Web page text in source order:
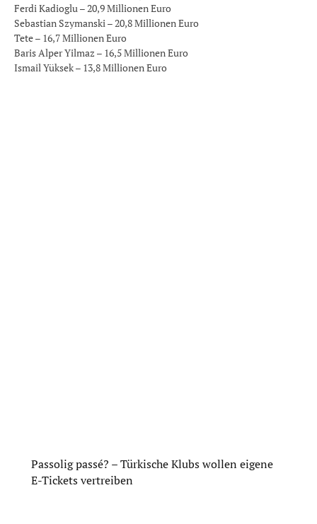
Ferdi Kadioglu – 20,9 Millionen Euro
Sebastian Szymanski – 20,8 Millionen Euro
Tete – 16,7 Millionen Euro
Baris Alper Yilmaz – 16,5 Millionen Euro
Ismail Yüksek – 13,8 Millionen Euro
Passolig passé? – Türkische Klubs wollen eigene
E-Tickets vertreiben